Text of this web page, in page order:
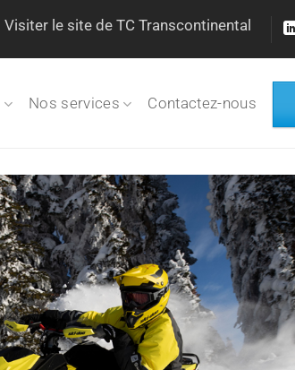
Visiter le site de TC Transcontinental
Nos services Contactez-nous